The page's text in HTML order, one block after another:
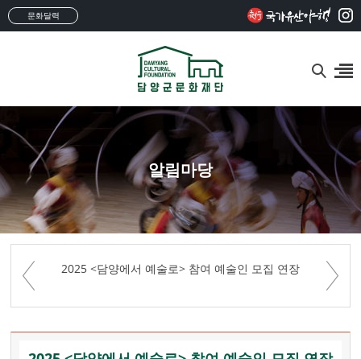
문화달력
알림마당
2025 <담양에서 예술로> 참여 예술인 모집 연장